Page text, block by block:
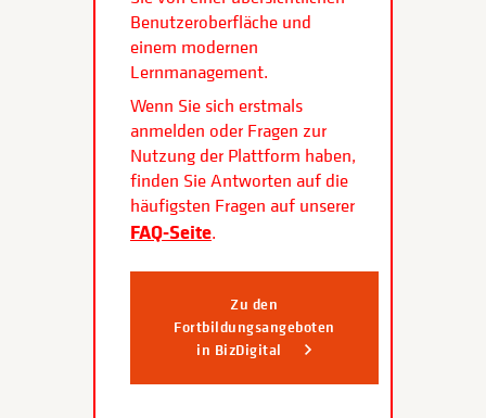
Benutzeroberfläche und
einem modernen
Lernmanagement.
Wenn Sie sich erstmals
anmelden oder Fragen zur
Nutzung der Plattform haben,
finden Sie Antworten auf die
häufigsten Fragen auf unserer
FAQ-Seite.
Zu den
Fortbildungsangeboten
in BizDigital